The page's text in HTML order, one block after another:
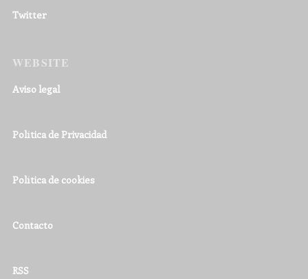
Twitter
WEBSITE
Aviso legal
Política de Privacidad
Política de cookies
Contacto
RSS